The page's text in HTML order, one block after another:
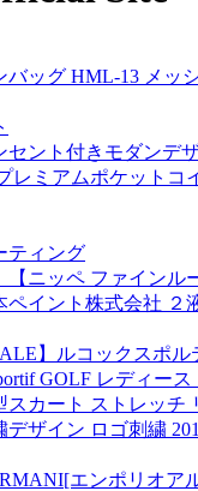
バッグ HML-13 メッ
セント付きモダンデ
レミアムポケットコ
ティング
【ニッペ ファインル
ペイント株式会社 ２
】ルコックスポ
GOLF レディー
スカート ストレッチ
デザイン ロゴ刺繍
エンポリオア